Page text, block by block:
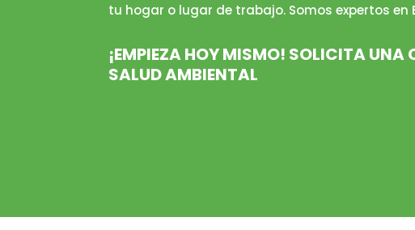
tu hogar o lugar de trabajo. Somos expertos
¡EMPIEZA HOY MISMO! SOLICITA UNA
SALUD AMBIENTAL